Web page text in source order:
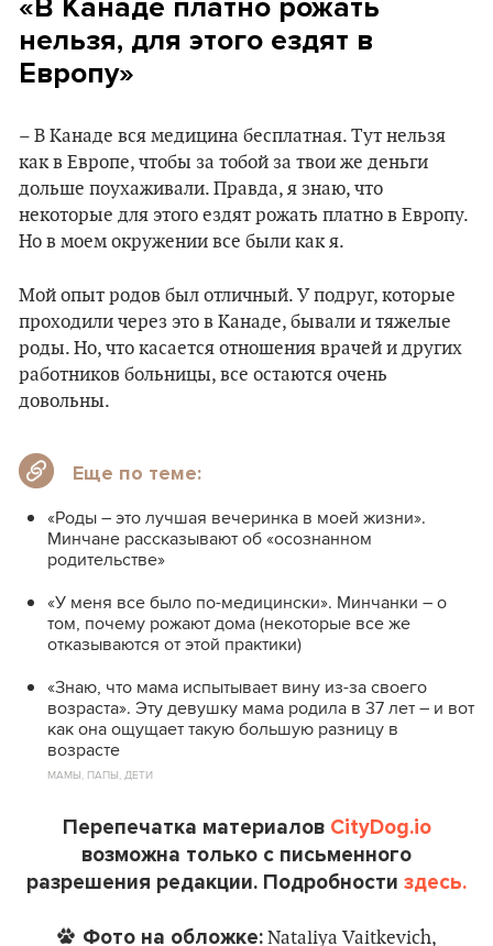
нельзя, для этого ездят в
Европу»
– В Канаде вся медицина бесплатная. Тут нельзя
как в Европе, чтобы за тобой за твои же деньги
дольше поухаживали. Правда, я знаю, что
некоторые для этого ездят рожать платно в Европу.
Но в моем окружении все были как я.
Мой опыт родов был отличный. У подруг, которые
проходили через это в Канаде, бывали и тяжелые
роды. Но, что касается отношения врачей и других
работников больницы, все остаются очень
довольны.
Еще по теме:
«Роды – это лучшая вечеринка в моей жизни».
Минчане рассказывают об «осознанном
родительстве»
«У меня все было по-медицински». Минчанки – о
том, почему рожают дома (некоторые все же
отказываются от этой практики)
«Знаю, что мама испытывает вину из-за своего
возраста». Эту девушку мама родила в 37 лет – и вот
как она ощущает такую большую разницу в
возрасте
МАМЫ, ПАПЫ, ДЕТИ
Перепечатка материалов CityDog.io
возможна только с письменного
разрешения редакции. Подробности здесь.
Фото на обложке:Nataliya Vaitkevich,